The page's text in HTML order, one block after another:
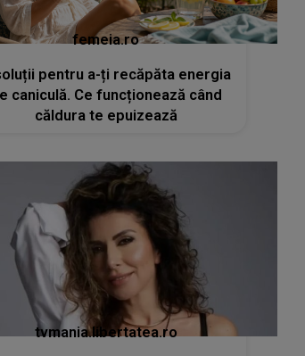
femeia.ro
pentru a-ți recăpăta energia
caniculă. Ce funcționează când
căldura te epuizează
tvmania.libertatea.ro